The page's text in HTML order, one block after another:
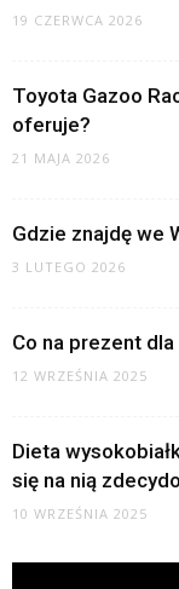
19 CZERWCA 2026
Toyota Gazoo
oferuje?
21 MAJA 2026
Gdzie znajdę we
3 LUTEGO 2026
Co na prezent
12 WRZEŚNIA 2025
Dieta
się na nią
10 WRZEŚNIA 2025